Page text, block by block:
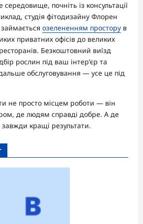
почніть із консультації
студія фітодизайну Флорен
озелененням простору в
приватних офісів до великих
Безкоштовний виїзд
рослин під ваш інтер’єр та
обслуговування — усе це під
не просто місцем роботи — він
де людям справді добре. А де
кращі результати.